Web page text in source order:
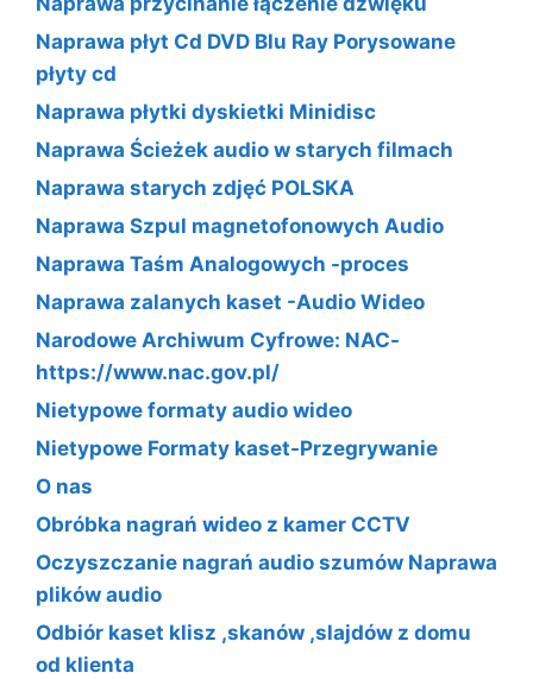
Naprawa płyt Cd DVD Blu Ray Porysowane
płyty cd
Naprawa płytki dyskietki Minidisc
Naprawa Ścieżek audio w starych filmach
Naprawa starych zdjęć POLSKA
Naprawa Szpul magnetofonowych Audio
Naprawa Taśm Analogowych -proces
Naprawa zalanych kaset -Audio Wideo
Narodowe Archiwum Cyfrowe: NAC-
https://www.nac.gov.pl/
Nietypowe formaty audio wideo
Nietypowe Formaty kaset-Przegrywanie
O nas
Obróbka nagrań wideo z kamer CCTV
Oczyszczanie nagrań audio szumów Naprawa
plików audio
Odbiór kaset klisz ,skanów ,slajdów z domu
od klienta